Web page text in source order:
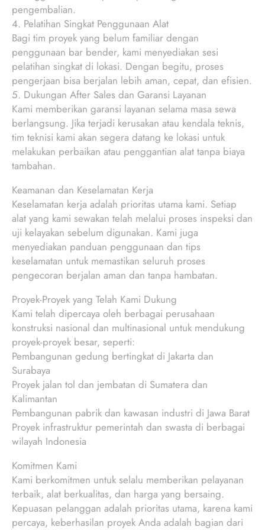
pengembalian.
4. Pelatihan Singkat Penggunaan Alat
Bagi tim proyek yang belum familiar dengan
penggunaan bar bender, kami menyediakan sesi
pelatihan singkat di lokasi. Dengan begitu, proses
pengerjaan bisa berjalan lebih aman, cepat, dan efisien.
5. Dukungan After Sales dan Garansi Layanan
Kami memberikan garansi layanan selama masa sewa
berlangsung. Jika terjadi kerusakan atau kendala teknis,
tim teknisi kami akan segera datang ke lokasi untuk
melakukan perbaikan atau penggantian alat tanpa biaya
tambahan.
Keamanan dan Keselamatan Kerja
Keselamatan kerja adalah prioritas utama kami. Setiap
alat yang kami sewakan telah melalui proses inspeksi dan
uji kelayakan sebelum digunakan. Kami juga
menyediakan panduan penggunaan dan tips
keselamatan untuk memastikan seluruh proses
pengecoran berjalan aman dan tanpa hambatan.
Proyek-Proyek yang Telah Kami Dukung
Kami telah dipercaya oleh berbagai perusahaan
konstruksi nasional dan multinasional untuk mendukung
proyek-proyek besar, seperti:
Pembangunan gedung bertingkat di Jakarta dan
Surabaya
Proyek jalan tol dan jembatan di Sumatera dan
Kalimantan
Pembangunan pabrik dan kawasan industri di Jawa Barat
Proyek infrastruktur pemerintah dan swasta di berbagai
wilayah Indonesia
Komitmen Kami
Kami berkomitmen untuk selalu memberikan pelayanan
terbaik, alat berkualitas, dan harga yang bersaing.
Kepuasan pelanggan adalah prioritas utama, karena kami
percaya, keberhasilan proyek Anda adalah bagian dari